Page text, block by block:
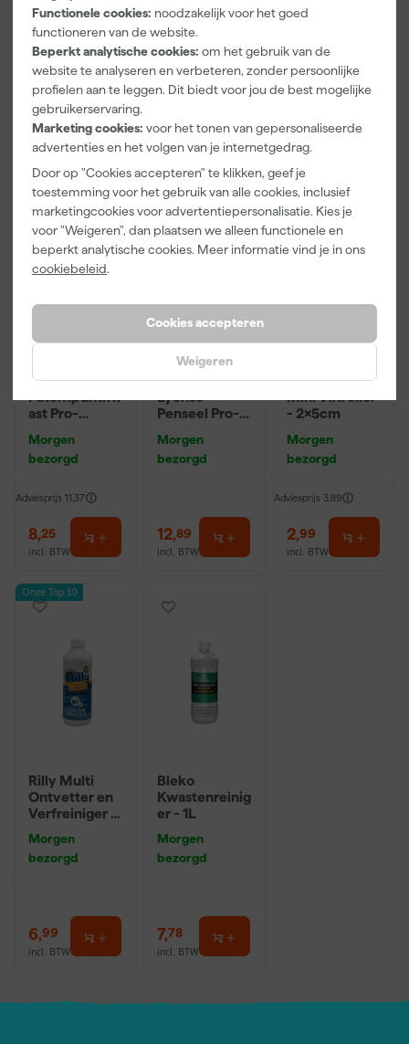
Functionele cookies: noodzakelijk voor het goed
functioneren van de website.
Beperkt analytische cookies: om het gebruik van de
website te analyseren en verbeteren, zonder persoonlijke
profielen aan te leggen. Dit biedt voor jou de best mogelijke
gebruikerservaring.
Marketing cookies: voor het tonen van gepersonaliseerde
advertenties en het volgen van je internetgedrag.
Door op "Cookies accepteren" te klikken, geef je
toestemming voor het gebruik van alle cookies, inclusief
marketingcookies voor advertentiepersonalisatie. Kies je
voor "Weigeren", dan plaatsen we alleen functionele en
beperkt analytische cookies. Meer informatie vind je in ons
cookiebeleid.
Cookies accepteren
Weigeren
Washi Tec
Schilderstape
Gold - 24mm
x 50m
Morgen
bezorgd
6,50
incl. BTW
Verfbak -
12cm Roller -
0,5L + 5
Inzetbakken
Morgen
bezorgd
3, 99
incl. BTW
100X70X25m
P220
bezorgd
1,39
incl. BTW
Onze Top 10
Staalmeester
Patentpuntkw
ast Pro-
10 (2cm)
Morgen
bezorgd
Adviesprijs 11,37
8,25
incl. BTW
Staalmeester
Lyonse
Penseel Pro-
16
Morgen
bezorgd
12,89
incl. BTW
Onze Top 10
Anza PRO
Mini Viltroller
- 2x5cm
Morgen
bezorgd
Adviesprijs 3,89
2,99
incl. BTW
Onze Top 10
Rilly Multi
Ontvetter en
Verfreiniger –
Morgen
bezorgd
6,99
incl. BTW
Bleko
Kwastenreinig
er - 1L
Morgen
bezorgd
7,78
incl. BTW